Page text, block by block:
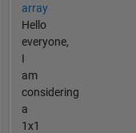
array
Hello
everyone,
I
am
considering
a
1x1